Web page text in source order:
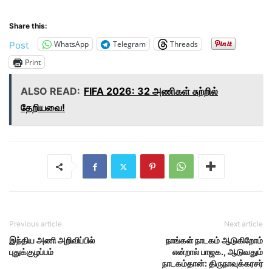
Share this:
Post WhatsApp Telegram
Threads
Print
ALSO READ: FIFA 2026: 32 அணிகள் சுற்றில்
தேறியவை!
Previous article
இந்திய அணி அறிவிப்பில்
புதுக்குழப்பம்
Next article
நாங்கள் நாடகம் ஆடுகிறோம்
என்றால் பாஜக., ஆடுவதும்
நாடகம்தான்: திருநாவுக்கரசர்